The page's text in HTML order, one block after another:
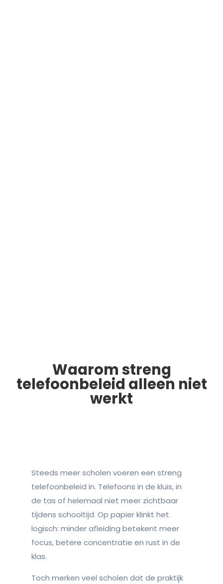
Waarom streng
telefoonbeleid alleen niet
werkt
Steeds meer scholen voeren een streng
telefoonbeleid in. Telefoons in de kluis, in
de tas of helemaal niet meer zichtbaar
tijdens schooltijd. Op papier klinkt het
logisch: minder afleiding betekent meer
focus, betere concentratie en rust in de
klas.
Toch merken veel scholen dat de praktijk